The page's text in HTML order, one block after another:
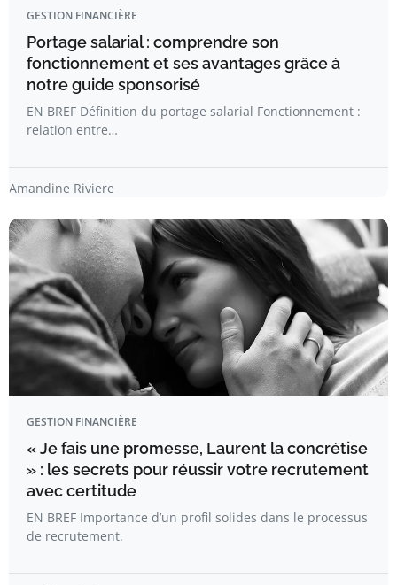
GESTION FINANCIÈRE
Portage salarial : comprendre son
fonctionnement et ses avantages grâce à
notre guide sponsorisé
EN BREF Définition du portage salarial Fonctionnement :
relation entre…
Amandine Riviere
GESTION FINANCIÈRE
« Je fais une promesse, Laurent la concrétise
» : les secrets pour réussir votre recrutement
avec certitude
EN BREF Importance d’un profil solides dans le processus
de recrutement.